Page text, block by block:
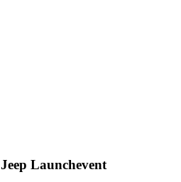
Jeep Launchevent